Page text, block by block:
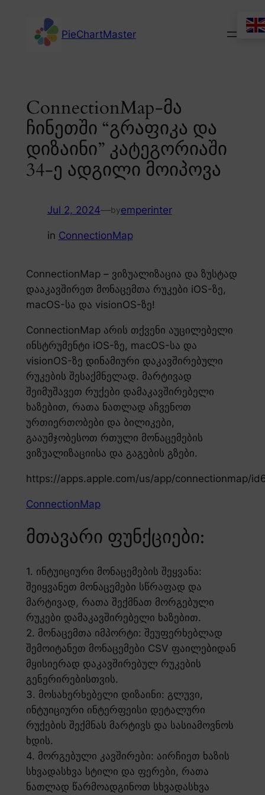
content
PieChartMaster
ConnectionMap-მა
ჩინეთში “გრაფიკა და
დიზაინი” კატეგორიაში
34-ე ადგილი მოიპოვა
Jul 2, 2024—byemperinter
in ConnectionMap
ConnectionMap – ვიზუალიზაცია და ზუსტად
დააკავშირეთ მონაცემთა რუკები iOS-ზე,
macOS-სა და visionOS-ზე!
ConnectionMap არის თქვენი აუცილებელი
ინსტრუმენტი iOS-ზე, macOS-სა და
visionOS-ზე დინამიური დაკავშირებული
რუკების შესაქმნელად. მარტივად
შეიმუშავეთ რუქები დამაკავშირებელი
ხაზებით, რათა ნათლად აჩვენოთ
ურთიერთობები და ბილიკები,
გააუმჯობესოთ რთული მონაცემების
ვიზუალიზაციისა და გაგების გზები.
https://apps.apple.com/us/app/connectionmap/
ConnectionMap
მთავარი ფუნქციები:
1. ინტუიციური მონაცემების შეყვანა:
შეიყვანეთ მონაცემები სწრაფად და
მარტივად, რათა შექმნათ მორგებული
რუკები დამაკავშირებელი ხაზებით.
2. მონაცემთა იმპორტი: შეუფერხებლად
შემოიტანეთ მონაცემები CSV ფაილებიდან
მყისიერად დაკავშირებულ რუკების
გენერირებისთვის.
3. მოსახერხებელი დიზაინი: გლუვი,
ინტუიციური ინტერფეისი დეტალური
რუქების შექმნას მარტივს და სასიამოვნოს
ხდის.
4. მორგებული კავშირები: აირჩიეთ ხაზის
სხვადასხვა სტილი და ფერები, რათა
ნათლად წარმოადგინოთ სხვადასხვა